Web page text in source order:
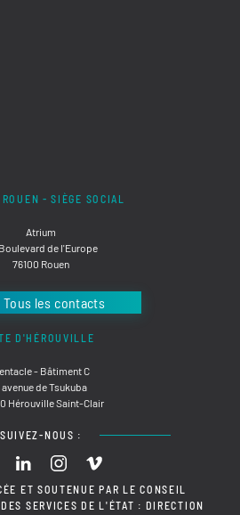
- SIÈGE SOCIAL
Atrium
Boulevard de l'Europe
76100 Rouen
Tous les contacts
D'HÉROUVILLE
- Bâtiment C
avenue de Tsukuba
Hérouville Saint-Clair
SUIVEZ-NOUS :
ET SOUTENUE PAR LE CONSEIL
SERVICES DE L'ÉTAT : DIRECTION